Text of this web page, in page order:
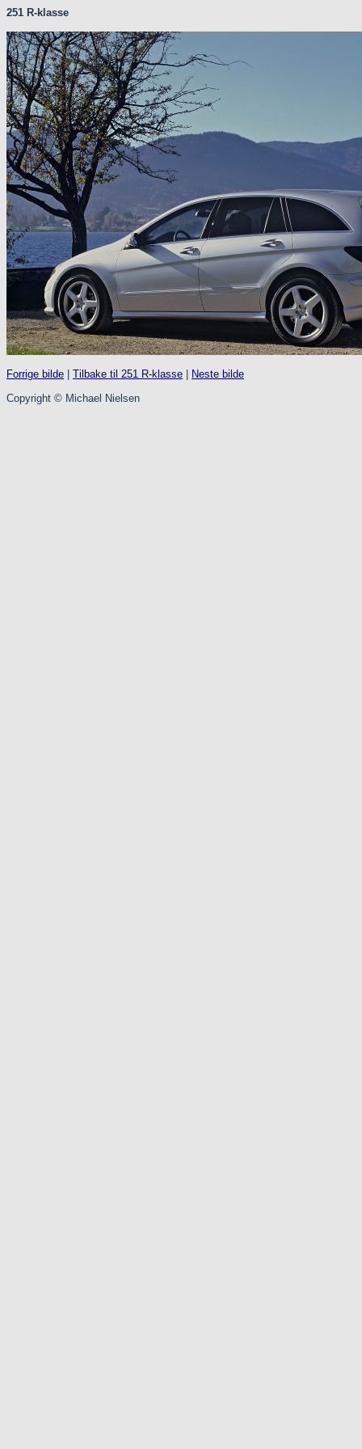
251 R-klasse
Forrige bilde Tilbake til 251 R-klasse
Neste bilde
Copyright © Michael Nielsen